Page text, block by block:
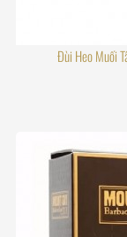
Đùi Heo Muối